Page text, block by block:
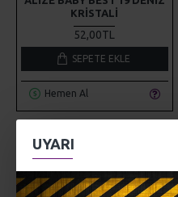
UYARI
KRISTALI
52,00TL
SEPETE EKLE
Hemen Al
STOKTA YOK